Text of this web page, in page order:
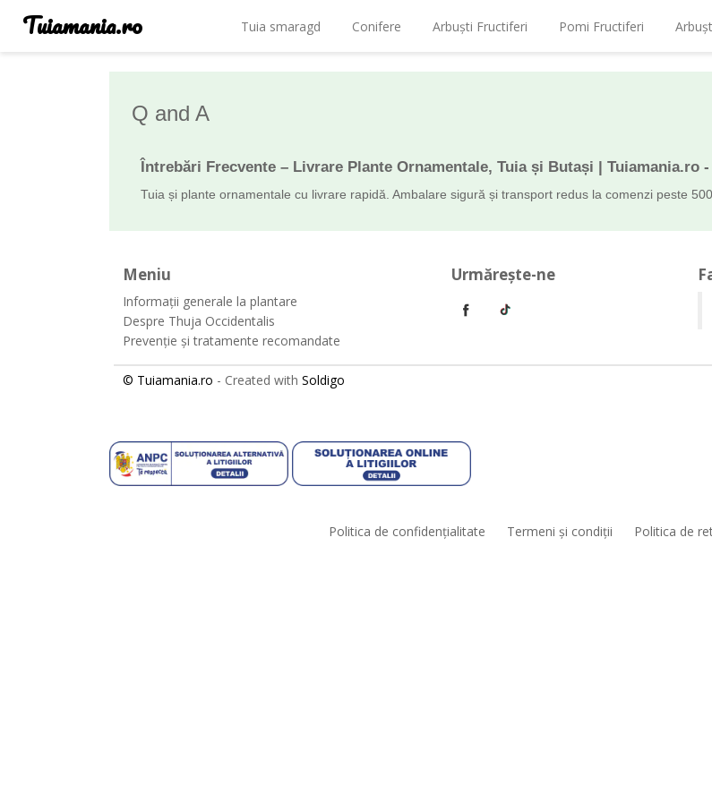
Tuiamania.ro Tuia smaragd Conifere Arbuști Fructiferi Pomi Fructiferi
Q and A
Întrebări Frecvente – Livrare Plante Ornamentale, Tuia și Butași | Tuiamania.ro -
Tuia și plante ornamentale cu livrare rapidă. Ambalare sigură și transport redus la comenzi peste 500
Meniu
Informații generale la plantare
Despre Thuja Occidentalis
Prevenție și tratamente recomandate
Urmăreşte-ne
© Tuiamania.ro - Created with Soldigo
Politica de confidenţialitate Termeni şi condiţii Politica de